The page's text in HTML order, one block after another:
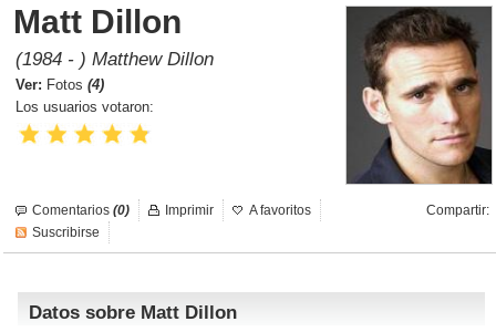
TV
Música
Un día como hoy
Galerías
Iniciar sesión
Matt Dillon
(1984 - ) Matthew Dillon
Ver: Fotos (4)
Los usuarios votaron:
Comentarios (0) Compartir:
Imprimir
A favoritos
Suscribirse
Datos sobre Matt Dillon